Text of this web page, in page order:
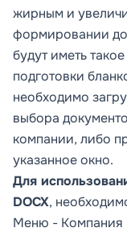
жирным и
формировании
будут иметь
подготовки
необходимо
выбора
компании, либо
указанное окно.
Для
DOCX,
Меню - Компания